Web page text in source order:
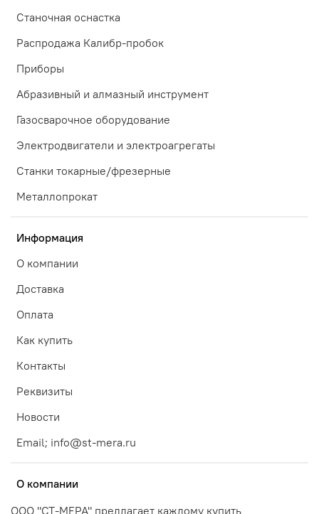
Станочная оснастка
Распродажа Калибр-пробок
Приборы
Абразивный и алмазный инструмент
Газосварочное оборудование
Электродвигатели и электроагрегаты
Станки токарные/фрезерные
Металлопрокат
Информация
О компании
Доставка
Оплата
Как купить
Контакты
Реквизиты
Новости
Email; info@st-mera.ru
О компании
ООО "СТ-МЕРА" предлагает каждому купить